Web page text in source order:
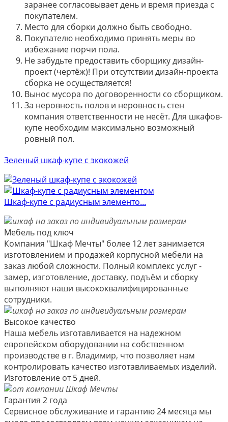
заранее согласовывает день и время приезда с
покупателем.
Место для сборки должно быть свободно.
Покупателю необходимо принять меры во
избежание порчи пола.
Не забудьте предоставить сборщику дизайн-
проект (чертёж)! При отсутствии дизайн-проекта
сборка не осуществляется!
Вынос мусора по договоренности со сборщиком.
За неровность полов и неровность стен
компания ответственности не несёт. Для шкафов-
купе необходим максимально возможный
ровный пол.
Зеленый шкаф-купе с экокожей
Шкаф-купе с радиусным элементо...
Мебель под ключ
Компания "Шкаф Мечты" более 12 лет занимается
изготовлением и продажей корпусной мебели на
заказ любой сложности. Полный комплекс услуг -
замер, изготовление, доставку, подъём и сборку
выполняют наши высококвалифицированные
сотрудники.
Высокое качество
Наша мебель изготавливается на надежном
европейском оборудовании на собственном
производстве в г. Владимир, что позволяет нам
контролировать качество изготавливаемых изделий.
Изготовление от 5 дней.
Гарантия 2 года
Сервисное обслуживание и гарантию 24 месяца мы